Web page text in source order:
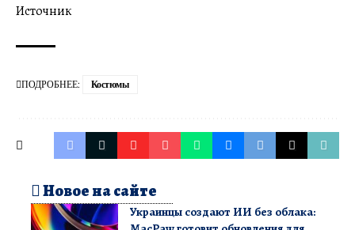
Источник
ПОДРОБНЕЕ: Костюмы
Новое на сайте
Украинцы создают ИИ без облака: